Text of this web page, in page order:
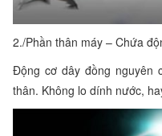
2./Phần thân máy – Chứa
Động cơ dây đồng nguyên
thân. Không lo dính nước,